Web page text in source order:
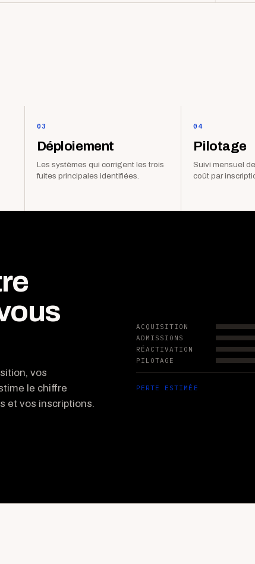
03
Déploiement
Les systèmes qui corrigent les trois
fuites principales identifiées.
04
Pilotage
Suivi mensuel
coût par
vos
le chiffre
et vos inscriptions.
ACQUISITION
ADMISSIONS
RÉACTIVATION
PILOTAGE
PERTE ESTIMÉE